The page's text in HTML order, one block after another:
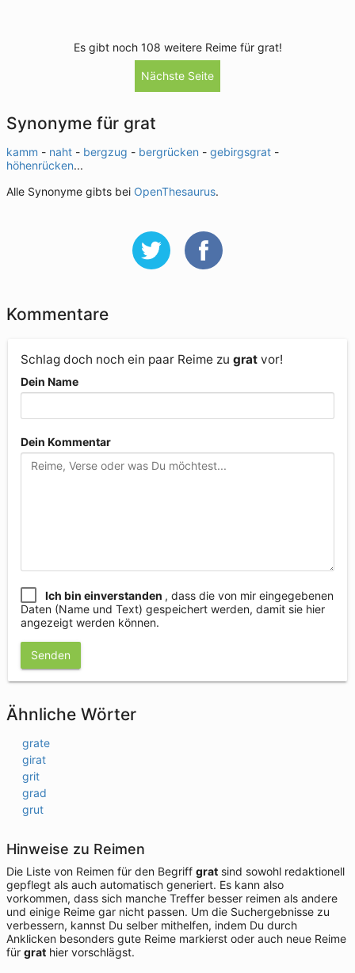
Es gibt noch 108 weitere Reime für grat!
Nächste Seite
Synonyme für grat
kamm - naht - bergzug - bergrücken - gebirgsgrat -
höhenrücken...
Alle Synonyme gibts bei OpenThesaurus.
Kommentare
Schlag doch noch ein paar Reime zu grat vor!
Dein Name
Dein Kommentar
Ich bin einverstanden , dass die von mir eingegebenen
Daten (Name und Text) gespeichert werden, damit sie hier
angezeigt werden können.
Senden
Ähnliche Wörter
grate
girat
grit
grad
grut
Hinweise zu Reimen
Die Liste von Reimen für den Begriff grat sind sowohl redaktionell
gepflegt als auch automatisch generiert. Es kann also
vorkommen, dass sich manche Treffer besser reimen als andere
und einige Reime gar nicht passen. Um die Suchergebnisse zu
verbessern, kannst Du selber mithelfen, indem Du durch
Anklicken besonders gute Reime markierst oder auch neue Reime
für grat hier vorschlägst.